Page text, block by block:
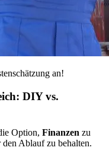
an!
DIY vs.
Option, Finanzen zu
Ablauf zu behalten.